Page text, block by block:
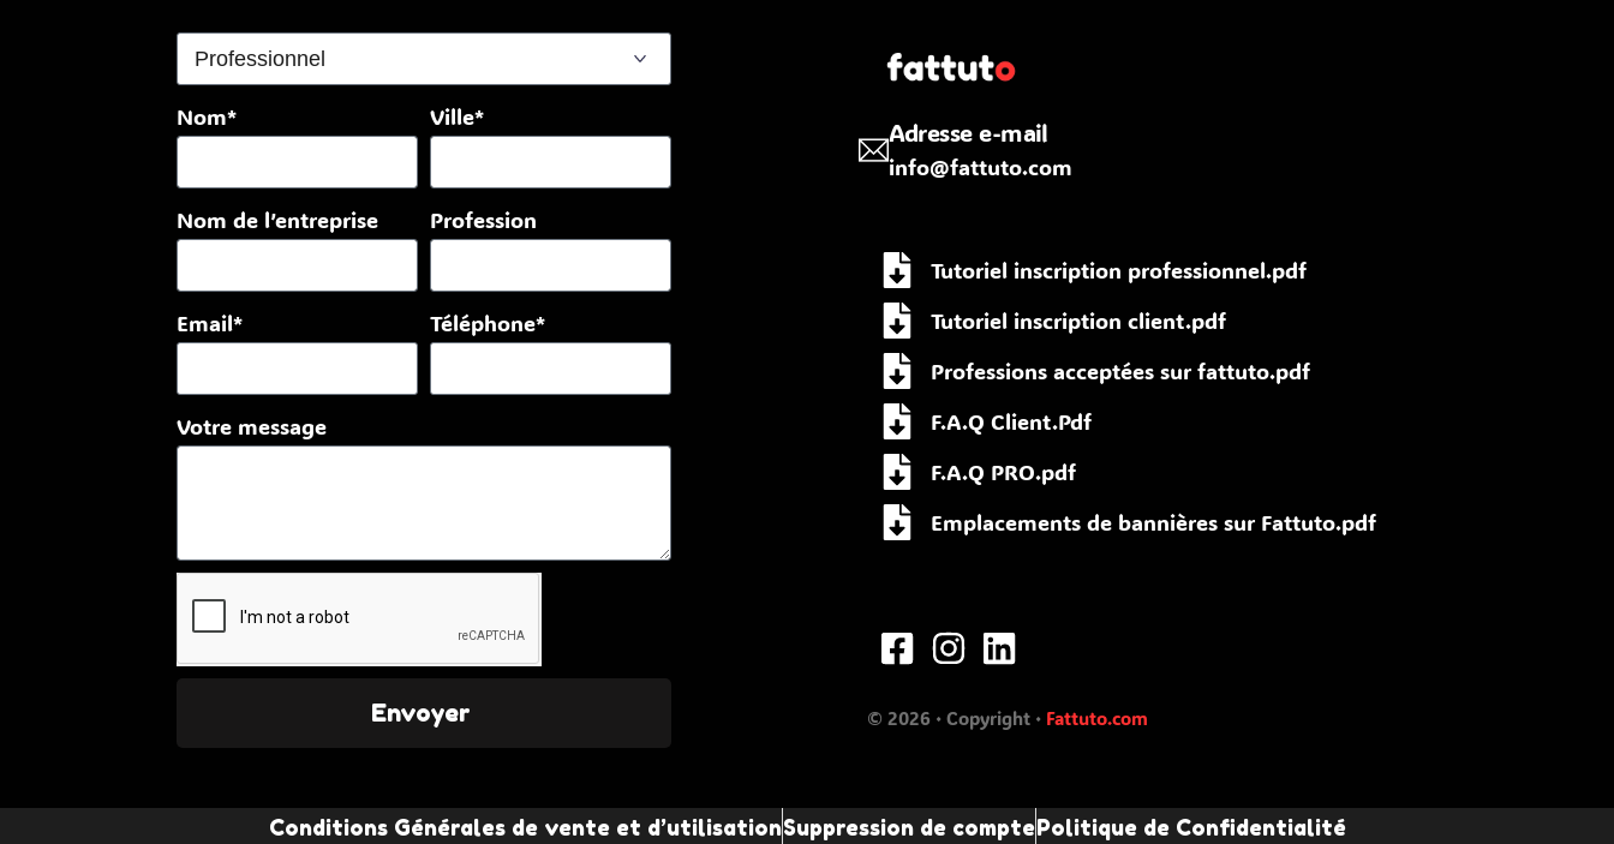
Nom* Ville*
Nom de l’entreprise Profession
Email* Téléphone*
Votre message
Envoyer
Adresse e-mail
info@fattuto.com
Tutoriel inscription professionnel.pdf
Tutoriel inscription client.pdf
Professions acceptées sur fattuto.pdf
F.A.Q Client.Pdf
F.A.Q PRO.pdf
Emplacements de bannières sur Fattuto.pdf
© 2026 · Copyright · Fattuto.com
Conditions Générales de vente et d’utilisationSuppression de comptePolitique de Confidentialité